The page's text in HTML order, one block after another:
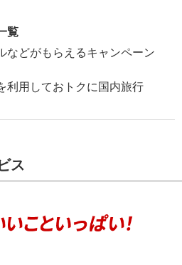
覧
などがもらえるキャンペーン
利用しておトクに国内旅行
ス